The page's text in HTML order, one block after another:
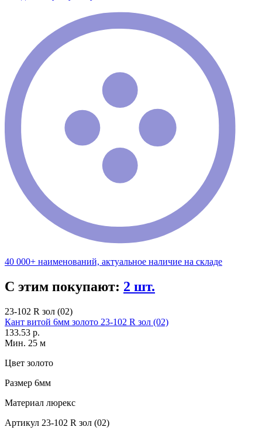
40 000+ наименований, актуальное наличие на складе
С этим покупают: 2 шт.
23-102 R зол (02)
Кант витой 6мм золото 23-102 R зол (02)
133.53 р.
Мин. 25 м
Цвет золото
Размер 6мм
Материал люрекс
Артикул 23-102 R зол (02)